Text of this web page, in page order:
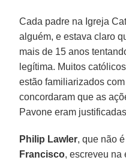
Cada padre na Igreja
alguém, e estava claro
mais de 15 anos
legítima. Muitos
estão familiarizados
concordaram que as
Pavone eram
Philip Lawler, que não
Francisco, escreveu na